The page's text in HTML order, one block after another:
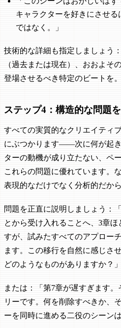
キャラクターを好きにさせ
ではなく。」
技術的な詳細も指定しましょう
（過去または現在）、おおよそ
登場させるべき特定のビートを。
ステップ4：構造的な問題
すべての実質的なクリエイティ
にぶつかります——次に何が起
ターの動機が成り立たない、ペ
これらの問題に優れています。
表現的なだけでなく分析的だから
問題を正直に説明しましょう：
とから受け入れることへ、3章
すが、試みたすべてのアプロー
ます。この移行を自然に感じさ
どのようなものがありますか？」
または：「第7章が遅すぎます
リーです。何を削除すべきか、
ーを同時に進める二役のシーン